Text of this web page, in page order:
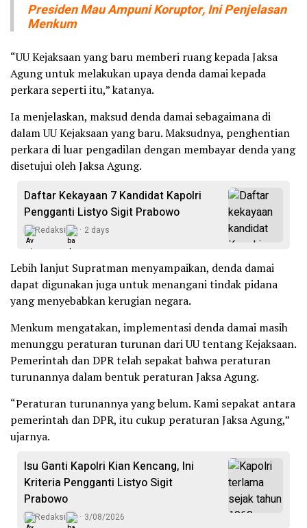
Presiden Mau Ampuni Koruptor, Ini Penjelasan
Menkum
“UU Kejaksaan yang baru memberi ruang kepada Jaksa
Agung untuk melakukan upaya denda damai kepada
perkara seperti itu,”‎ katanya.
Ia menjelaskan, maksud denda damai sebagaimana di
dalam UU Kejaksaan yang baru. Maksudnya, penghentian
perkara di luar pengadilan dengan membayar denda yang
disetujui oleh Jaksa Agung.
Daftar Kekayaan 7 Kandidat Kapolri
Pengganti Listyo Sigit Prabowo
Redaksi 2 days
Lebih lanjut Supratman menyampaikan, denda damai
dapat digunakan juga untuk menangani tindak pidana
yang menyebabkan kerugian negara.
Menkum mengatakan, implementasi denda damai masih
menunggu peraturan turunan dari UU tentang Kejaksaan.
Pemerintah dan DPR telah sepakat bahwa peraturan
turunannya dalam bentuk peraturan Jaksa Agung.
“Peraturan turunannya yang belum. Kami sepakat antara
pemerintah dan DPR, itu cukup peraturan Jaksa Agung,”
ujarnya.
Isu Ganti Kapolri Kian Kencang, Ini
Kriteria Pengganti Listyo Sigit
Prabowo
Redaksi 3/08/2026